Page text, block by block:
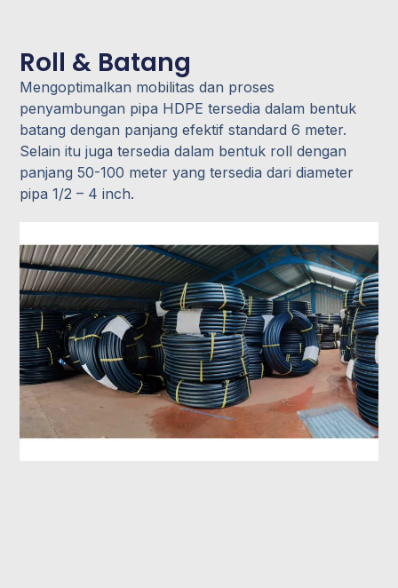
Roll & Batang
Mengoptimalkan mobilitas dan proses
penyambungan pipa HDPE tersedia dalam bentuk
batang dengan panjang efektif standard 6 meter.
Selain itu juga tersedia dalam bentuk roll dengan
panjang 50-100 meter yang tersedia dari diameter
pipa 1/2 – 4 inch.